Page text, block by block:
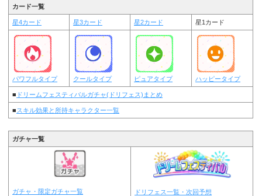
カード一覧
星4カード 星3カード 星2カード 星1カード
パワフルタイプ クールタイプ ピュアタイプ ハッピータイプ
■ ドリームフェスティバルガチャ(ドリフェス)まとめ
■スキル効果と所持キャラクター一覧
ガチャ一覧
ガチャ・限定ガチャ一覧 ドリフェス一覧・次回予想